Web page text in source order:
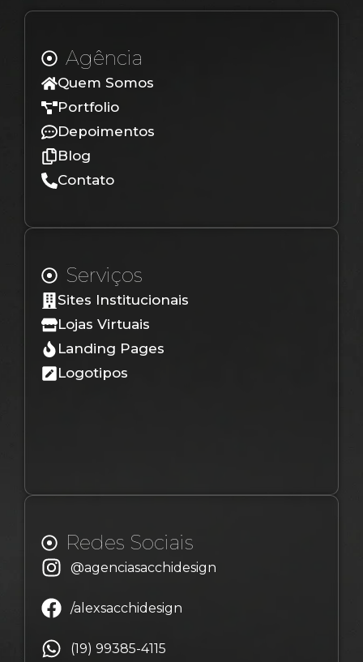
Agência
Quem Somos
Portfolio
Depoimentos
Blog
Contato
Serviços
Sites Institucionais
Lojas Virtuais
Landing Pages
Logotipos
Redes Sociais
@agenciasacchidesign
/alexsacchidesign
(19) 99385-4115